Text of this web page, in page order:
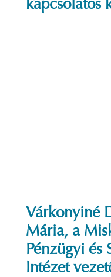
kapcsolatos
Várkonyiné
Mária, a
Pénzügyi és
Intézet